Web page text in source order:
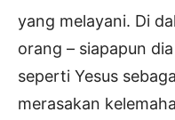
yang melayani. Di
orang – siapapun
seperti Yesus
merasakan